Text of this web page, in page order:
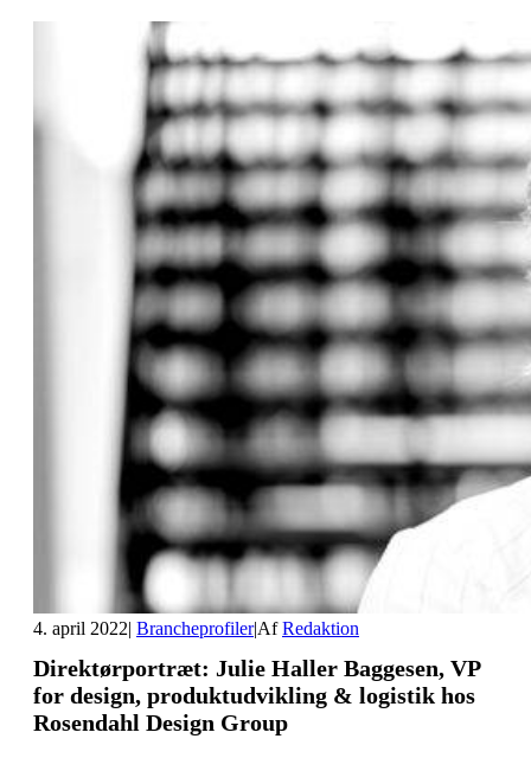
4. april 2022| Brancheprofiler|AfRedaktion
Direktørportræt: Julie Haller Baggesen, VP
for design, produktudvikling & logistik hos
Rosendahl Design Group